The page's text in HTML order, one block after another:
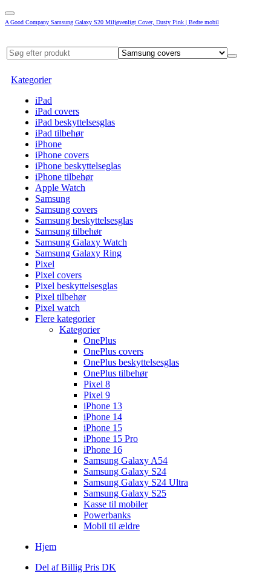
A Good Company Samsung Galaxy S20 Miljøvenligt Cover, Dusty Pink | Bedre mobil
Kategorier
iPad
iPad covers
iPad beskyttelsesglas
iPad tilbehør
iPhone
iPhone covers
iPhone beskyttelseglas
iPhone tilbehør
Apple Watch
Samsung
Samsung covers
Samsung beskyttelsesglas
Samsung tilbehør
Samsung Galaxy Watch
Samsung Galaxy Ring
Pixel
Pixel covers
Pixel beskyttelsesglas
Pixel tilbehør
Pixel watch
Flere kategorier
Kategorier
OnePlus
OnePlus covers
OnePlus beskyttelsesglas
OnePlus tilbehør
Pixel 8
Pixel 9
iPhone 13
iPhone 14
iPhone 15
iPhone 15 Pro
iPhone 16
Samsung Galaxy A54
Samsung Galaxy S24
Samsung Galaxy S24 Ultra
Samsung Galaxy S25
Kasse til mobiler
Powerbanks
Mobil til ældre
Hjem
Del af Billig Pris DK